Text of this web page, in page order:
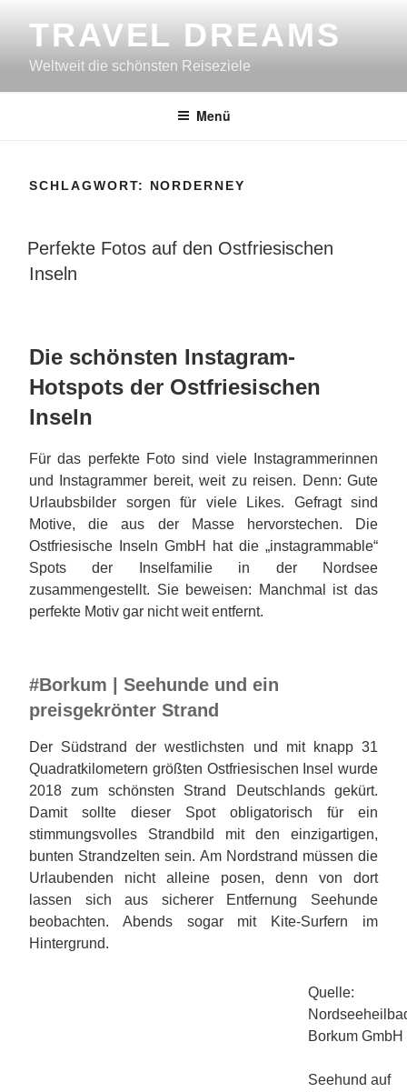
InhaltTRAVEL DREAMS
Weltweit die schönsten Reiseziele
Menü
SCHLAGWORT: NORDERNEY
VERÖFFENTLICHT
AM
Perfekte Fotos auf den Ostfriesischen
Inseln
Die schönsten Instagram-
Hotspots der Ostfriesischen
Inseln
Für das perfekte Foto sind viele Instagrammerinnen
und Instagrammer bereit, weit zu reisen. Denn: Gute
Urlaubsbilder sorgen für viele Likes. Gefragt sind
Motive, die aus der Masse hervorstechen. Die
Ostfriesische Inseln GmbH hat die „instagrammable“
Spots der Inselfamilie in der Nordsee
zusammengestellt. Sie beweisen: Manchmal ist das
perfekte Motiv gar nicht weit entfernt.
#Borkum | Seehunde und ein
preisgekrönter Strand
Der Südstrand der westlichsten und mit knapp 31
Quadratkilometern größten Ostfriesischen Insel wurde
2018 zum schönsten Strand Deutschlands gekürt.
Damit sollte dieser Spot obligatorisch für ein
stimmungsvolles Strandbild mit den einzigartigen,
bunten Strandzelten sein. Am Nordstrand müssen die
Urlaubenden nicht alleine posen, denn von dort
lassen sich aus sicherer Entfernung Seehunde
beobachten. Abends sogar mit Kite-Surfern im
Hintergrund.
Quelle:
Borkum GmbH
Seehund auf